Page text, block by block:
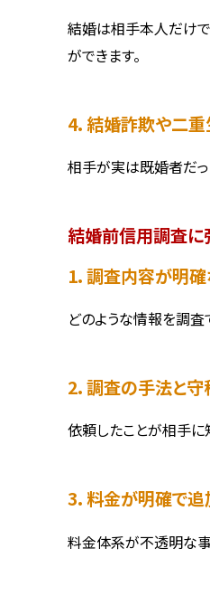
結婚は相手本人だけで
ができます。
4. 結婚詐欺や二重
相手が実は既婚者だっ
結婚前信用調査に
1. 調査内容が明
どのような情報を調査
2. 調査の手法と守
依頼したことが相手に
3. 料金が明確で
料金体系が不透明な事